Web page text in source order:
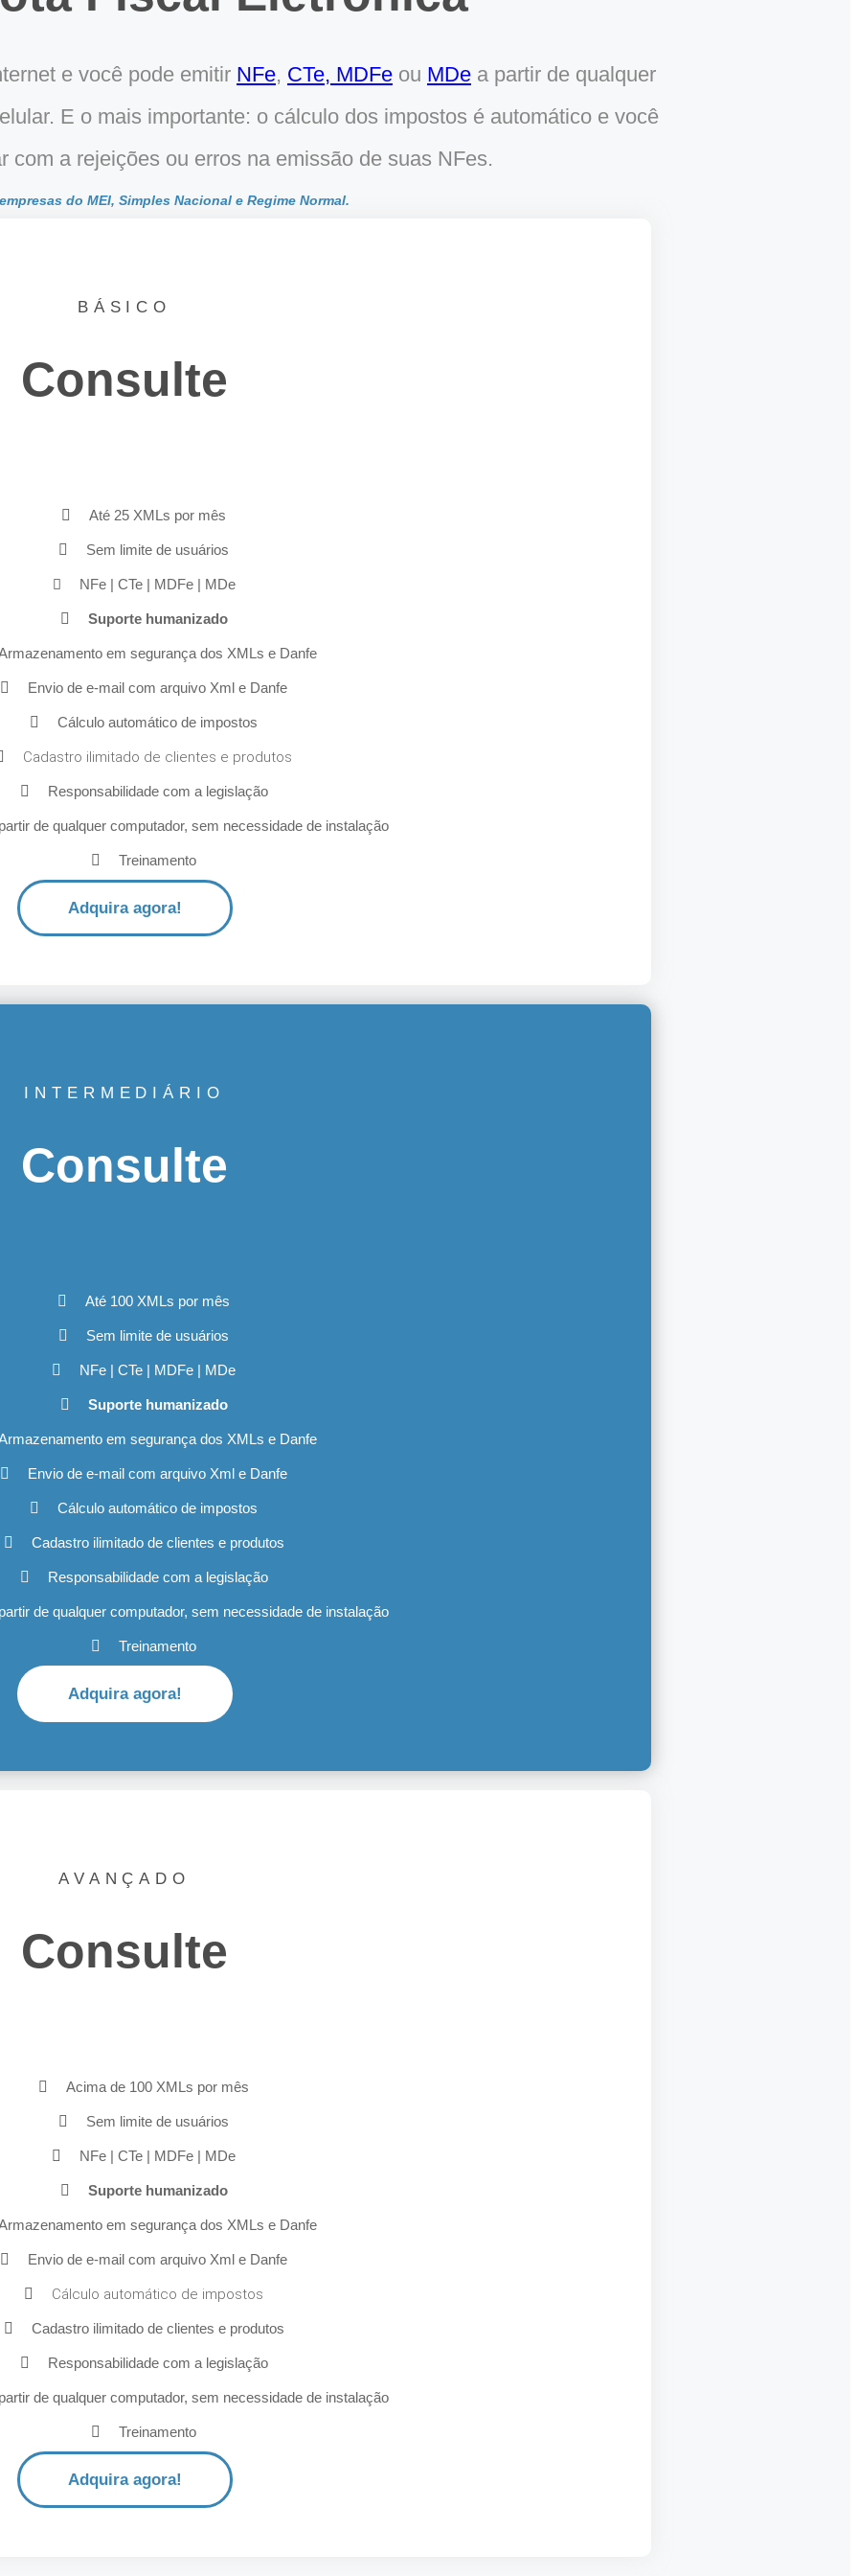
e você pode emitir NFe, CTe, MDFe ou MDe a partir de qualquer
E o mais importante: o cálculo dos impostos é automático e você
com a rejeições ou erros na emissão de suas NFes.
do MEI, Simples Nacional e Regime Normal.
BÁSICO
Consulte
Até 25 XMLs por mês
Sem limite de usuários
NFe | CTe | MDFe | MDe
Suporte humanizado
em segurança dos XMLs e Danfe
Envio de e-mail com arquivo Xml e Danfe
Cálculo automático de impostos
Cadastro ilimitado de clientes e produtos
Responsabilidade com a legislação
de qualquer computador, sem necessidade de instalação
Treinamento
Adquira agora!
INTERMEDIÁRIO
Consulte
Até 100 XMLs por mês
Sem limite de usuários
NFe | CTe | MDFe | MDe
Suporte humanizado
em segurança dos XMLs e Danfe
Envio de e-mail com arquivo Xml e Danfe
Cálculo automático de impostos
Cadastro ilimitado de clientes e produtos
Responsabilidade com a legislação
de qualquer computador, sem necessidade de instalação
Treinamento
Adquira agora!
AVANÇADO
Consulte
Acima de 100 XMLs por mês
Sem limite de usuários
NFe | CTe | MDFe | MDe
Suporte humanizado
em segurança dos XMLs e Danfe
Envio de e-mail com arquivo Xml e Danfe
Cálculo automático de impostos
Cadastro ilimitado de clientes e produtos
Responsabilidade com a legislação
de qualquer computador, sem necessidade de instalação
Treinamento
Adquira agora!